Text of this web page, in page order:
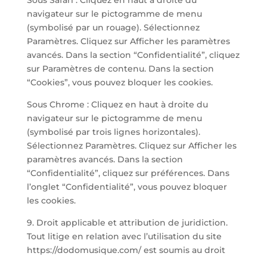
navigateur sur le pictogramme de menu
(symbolisé par un rouage). Sélectionnez
Paramètres. Cliquez sur Afficher les paramètres
avancés. Dans la section “Confidentialité”, cliquez
sur Paramètres de contenu. Dans la section
“Cookies”, vous pouvez bloquer les cookies.
Sous Chrome : Cliquez en haut à droite du
navigateur sur le pictogramme de menu
(symbolisé par trois lignes horizontales).
Sélectionnez Paramètres. Cliquez sur Afficher les
paramètres avancés. Dans la section
“Confidentialité”, cliquez sur préférences. Dans
l’onglet “Confidentialité”, vous pouvez bloquer
les cookies.
9. Droit applicable et attribution de juridiction.
Tout litige en relation avec l’utilisation du site
https://dodomusique.com/ est soumis au droit